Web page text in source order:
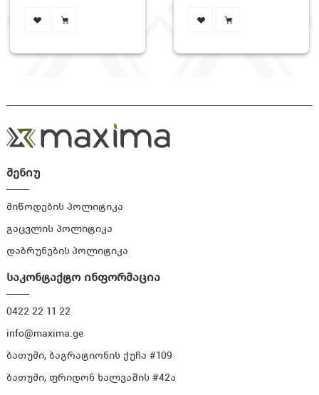
მენიუ
მიწოდების პოლიტიკა
გაცვლის პოლიტიკა
დაბრუნების პოლიტიკა
საკონტაქტო ინფორმაცია
0422 22 11 22
info@maxima.ge
ბათუმი, ბაგრატიონის ქუჩა #109
ბათუმი, ფრიდონ ხალვაშის #42ა